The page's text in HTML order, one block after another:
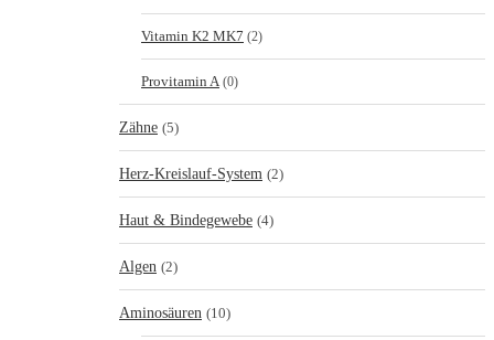
Vitamin K2 MK7 (2)
Provitamin A (0)
Zähne (5)
Herz-Kreislauf-System (2)
Haut & Bindegewebe (4)
Algen (2)
Aminosäuren (10)